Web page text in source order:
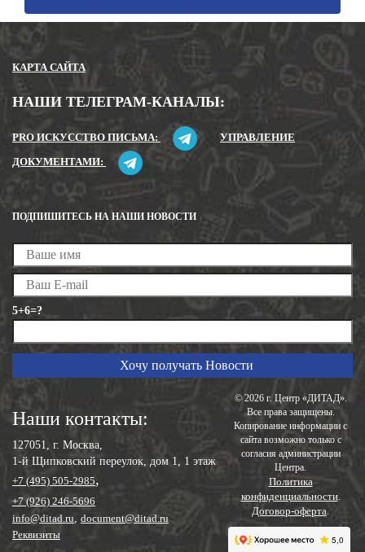
КАРТА САЙТА
НАШИ ТЕЛЕГРАМ-КАНАЛЫ:
PRO ИСКУССТВО ПИСЬМА:
УПРАВЛЕНИЕ
ДОКУМЕНТАМИ:
ПОДПИШИТЕСЬ НА НАШИ НОВОСТИ
5+6=?
Наши контакты:
127051, г. Москва,
1-й Щипковский переулок, дом 1, 1 этаж
+7 (495) 505-2985,
+7 (926) 246-5696
info@ditad.ru, document@ditad.ru
Реквизиты
© 2026 г. Центр «ДИТАД».
Все права защищены.
Копирование информации с
сайта возможно только с
согласия администрации
Центра.
Политика
конфиденциальности.
Договор-оферта.